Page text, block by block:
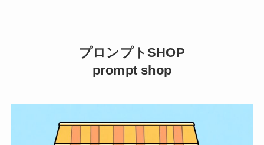
プロンプトSHOP
prompt shop